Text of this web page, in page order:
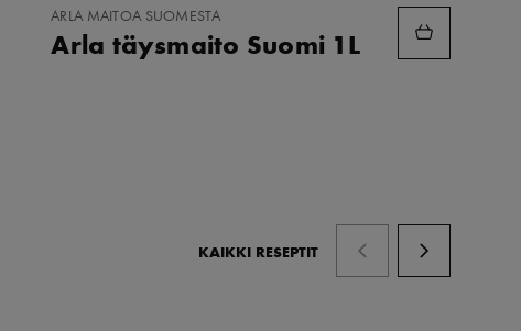
LISÄÄ
ARLA MAITOA SUOMESTA
Arla täysmaito Suomi 1L
KAIKKI RESEPTIT